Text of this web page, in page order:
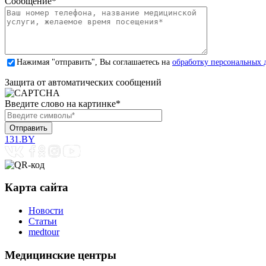
Нажимая "отправить", Вы соглашаетесь на обработку персональных
Защита от автоматических сообщений
Введите слово на картинке*
131.BY
Карта сайта
Новости
Статьи
medtour
Медицинские центры